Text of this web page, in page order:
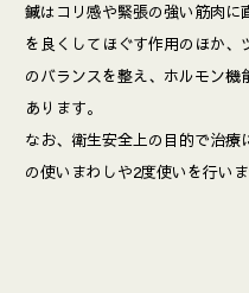
鍼はコリ感や緊張の強い筋肉
を良くしてほぐす作用のほか
のバランスを整え、ホルモン
あります。
なお、衛生安全上の目的で治
の使いまわしや2度使いを行い